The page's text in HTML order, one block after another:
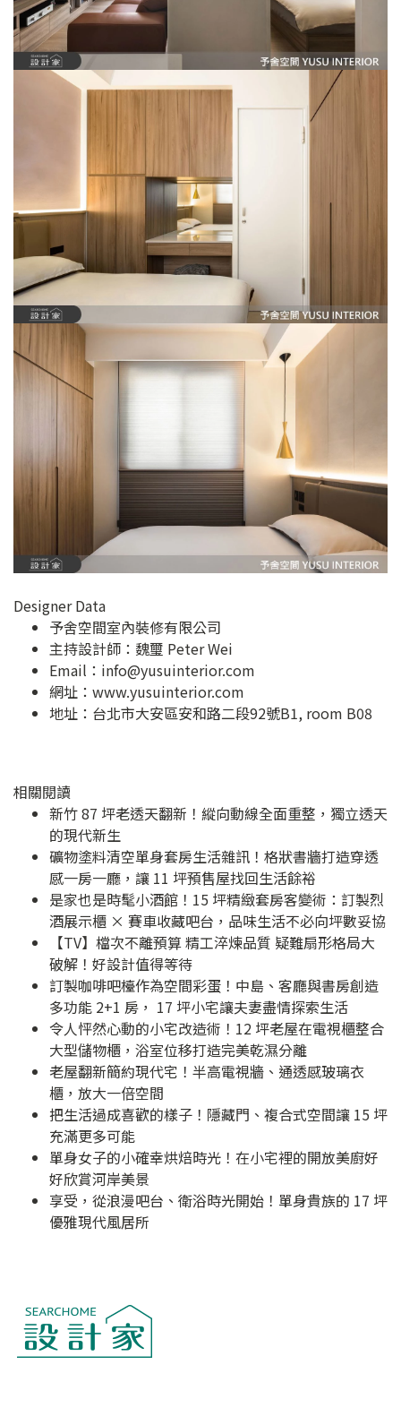
Designer Data
予舍空間室內裝修有限公司
主持設計師：魏璽 Peter Wei
Email： info@yusuinterior.com
網址： www.yusuinterior.com
地址： 台北市大安區安和路二段92號B1, room B08
相關閱讀
新竹 87 坪老透天翻新！縱向動線全面重整，獨立透天
的現代新生
礦物塗料清空單身套房生活雜訊！格狀書牆打造穿透
感一房一廳，讓 11 坪預售屋找回生活餘裕
是家也是時髦小酒館！15 坪精緻套房客變術：訂製烈
酒展示櫃 × 賽車收藏吧台，品味生活不必向坪數妥協
【TV】檔次不離預算 精工淬煉品質 疑難扇形格局大
破解！好設計值得等待
訂製咖啡吧檯作為空間彩蛋！中島、客廳與書房創造
多功能 2+1 房， 17 坪小宅讓夫妻盡情探索生活
令人怦然心動的小宅改造術！12 坪老屋在電視櫃整合
大型儲物櫃，浴室位移打造完美乾濕分離
老屋翻新簡約現代宅！半高電視牆、通透感玻璃衣
櫃，放大一倍空間
把生活過成喜歡的樣子！隱藏門、複合式空間讓 15 坪
充滿更多可能
單身女子的小確幸烘焙時光！在小宅裡的開放美廚好
好欣賞河岸美景
享受，從浪漫吧台、衛浴時光開始！單身貴族的 17 坪
優雅現代風居所